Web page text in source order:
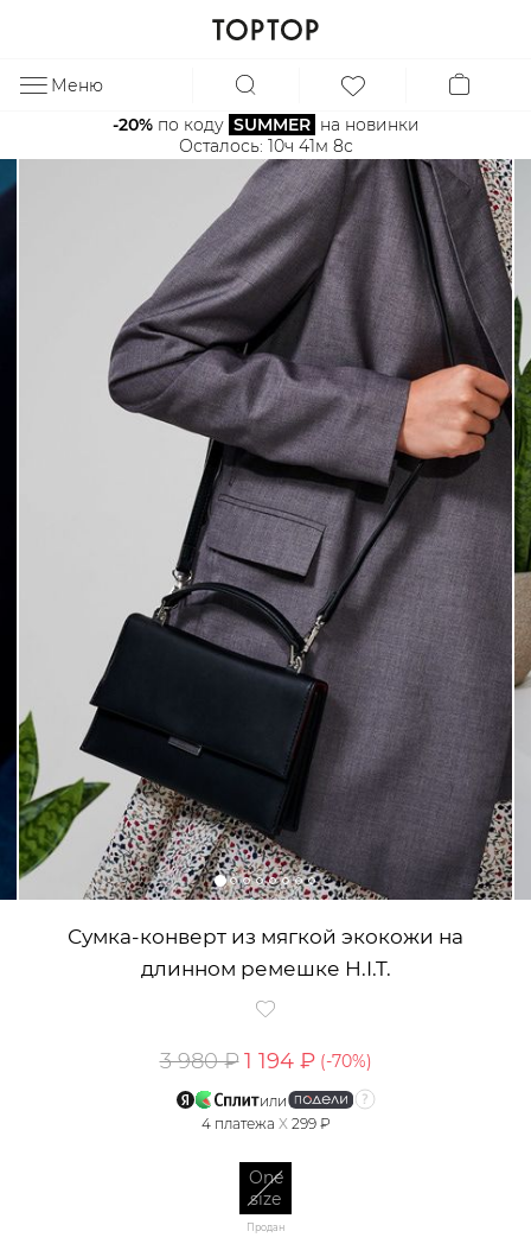
Меню
-20% по коду SUMMER на новинки
Осталось: 10ч 41м 7с
Сумка-конверт из мягкой экокожи на
длинном ремешке H.I.T.
3 980 ₽ 1 194 ₽ (-70%)
или
4 платежа X 299 ₽
One
size
Продан